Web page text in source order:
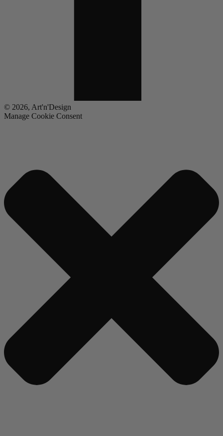
© 2026, Art'n'Design
Manage Cookie Consent